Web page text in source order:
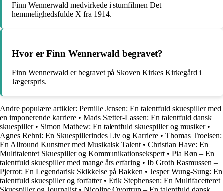
Finn Wennerwald medvirkede i stumfilmen Det
hemmelighedsfulde X fra 1914.
Hvor er Finn Wennerwald begravet?
Finn Wennerwald er begravet på Skoven Kirkes Kirkegård i
Jægerspris.
Andre populære artikler: Pernille Jensen: En talentfuld skuespiller med
en imponerende karriere • Mads Sætter-Lassen: En talentfuld dansk
skuespiller• Simon Mathew: En talentfuld skuespiller og musiker•
Agnes Rehni: En Skuespillerindes Liv og Karriere • Thomas Troelsen:
En Allround Kunstner med Musikalsk Talent • Christian Have: En
Multitalentet Skuespiller og Kommunikationsekspert • Pia Røn – En
talentfuld skuespiller med mange års erfaring • Ib Groth Rasmussen –
Pjerrot: En Legendarisk Skikkelse på Bakken • Jesper Wung-Sung: En
talentfuld skuespiller og forfatter• Erik Stephensen: En Multifacetteret